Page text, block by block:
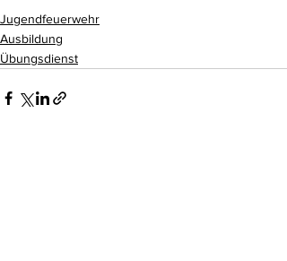
Jugendfeuerwehr
Ausbildung
Übungsdienst